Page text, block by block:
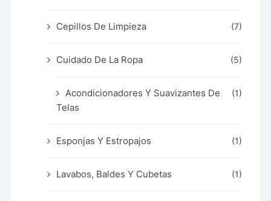
Cepillos De Limpieza (7)
Cuidado De La Ropa (5)
Acondicionadores Y Suavizantes De
Telas
(1)
Esponjas Y Estropajos (1)
Lavabos, Baldes Y Cubetas (1)